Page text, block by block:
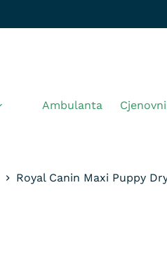
Ambulanta
Royal Canin Maxi Puppy